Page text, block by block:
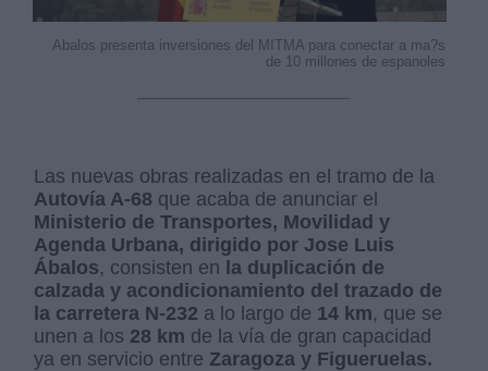
Abalos presenta inversiones del MITMA para conectar a ma?s
de 10 millones de espanoles
Las nuevas obras realizadas en el tramo de la
Autovía A-68 que acaba de anunciar el
Ministerio de Transportes, Movilidad y
Agenda Urbana, dirigido por Jose Luis
Ábalos, consisten en la duplicación de
calzada y acondicionamiento del trazado de
la carretera N-232 a lo largo de 14 km, que se
unen a los 28 km de la vía de gran capacidad
ya en servicio entre Zaragoza y Figueruelas.